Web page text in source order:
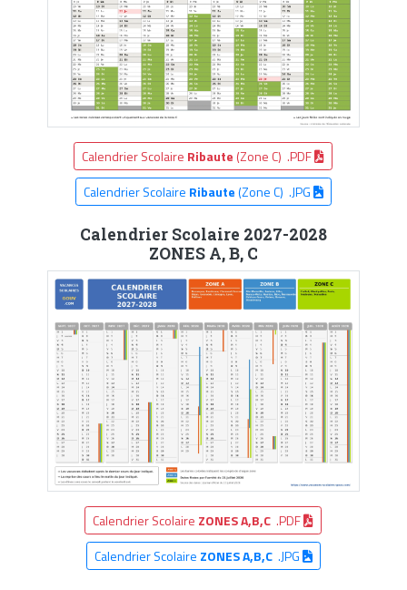
Calendrier Scolaire Ribaute (Zone C) .PDF
Calendrier Scolaire Ribaute(Zone C) .JPG
Calendrier Scolaire 2027-2028
ZONES A, B, C
Calendrier Scolaire ZONES A,B,C .PDF
Calendrier Scolaire ZONES A,B,C.JPG